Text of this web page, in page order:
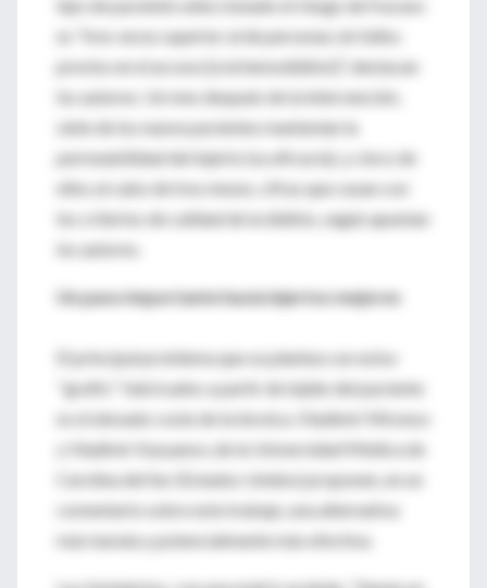
tipo de paciente seleccionado el riesgo de fracaso
es "tres veces superior al de personas sin fallos
previos en el acceso [a la hemodiálisis]", destacan
los autores. Un mes después de la intervención,
siete de los nueve pacientes mantenían la
permeabilidad del injerto (su eficacia), y cinco de
ellos al cabo de tres meses, cifras que casan con
los criterios de calidad de la diálisis, según apuntan
los autores.
Un paso importante hacia injertos mejores
El principal problema que se plantea con estos
''grafts'' fabricados a partir de tejido del paciente
es el elevado coste de la técnica. Vladimir Mironov
y Vladimir Kasyanov, de la Universidad Médica de
Carolina del Sur (Estados Unidos) proponen, en un
comentario sobre este trabajo, una alternativa
más barata y potencialmente más efectiva.